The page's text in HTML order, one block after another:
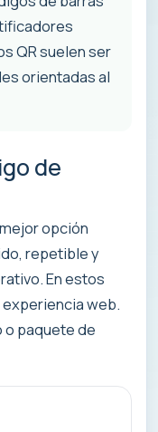
QR suelen ser
orientadas al
de
opción
repetible y
En estos
web.
o paquete de